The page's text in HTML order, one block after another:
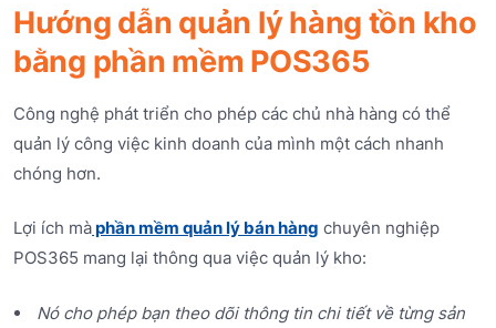
Hướng dẫn quản lý hàng tồn kho
bằng phần mềm POS365
Công nghệ phát triển cho phép các chủ nhà hàng có thể
quản lý công việc kinh doanh của mình một cách nhanh
chóng hơn.
Lợi ích màphần mềm quản lý bán hàng chuyên nghiệp
POS365 mang lại thông qua việc quản lý kho:
Nó cho phép bạn theo dõi thông tin chi tiết về từng sản